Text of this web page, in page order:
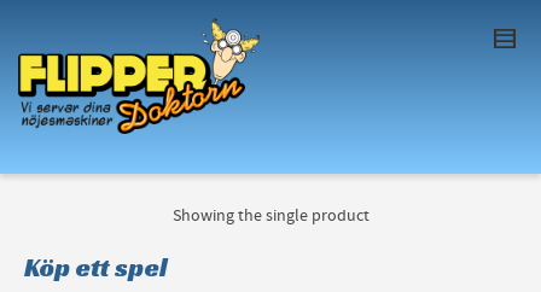
product
. Show
me thecolour
Showing the single product
Köp ett spel